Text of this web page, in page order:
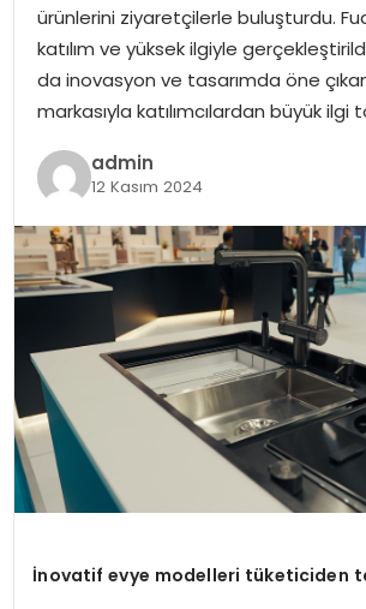
MAGAZIN
SAĞLIK
SOSYAL HABER
ürünlerini ziyaretçilerle buluşturdu.
katılım ve yüksek ilgiyle
da inovasyon ve tasarımda öne
markasıyla katılımcılardan büyük ilgi
admin
12 Kasım 2024
İnovatif evye modelleri tüketiciden